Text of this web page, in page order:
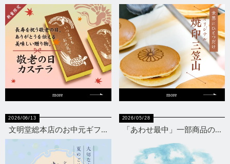
more more
2026/06/13
文明堂総本店のお中元ギフ...
2026/05/28
「あわせ最中」一部商品の...